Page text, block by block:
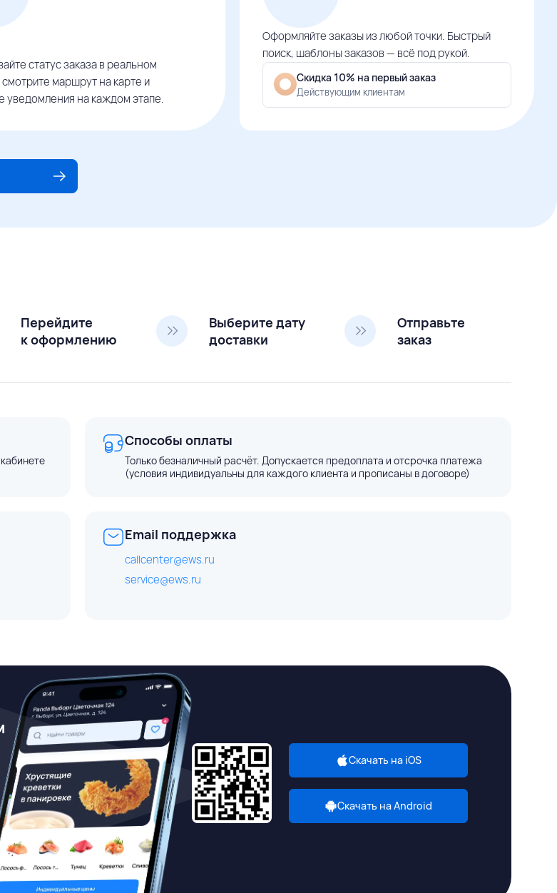
статус заказа в реальном
маршрут на карте и
уведомления на каждом этапе.
Оформляйте заказы из любой точки. Быстрый
поиск, шаблоны заказов — всё под рукой.
Скидка 10% на первый заказ
Действующим клиентам
Перейдите
к оформлению
Выберите дату
доставки
Отправьте
заказ
Способы оплаты
Только безналичный расчёт. Допускается предоплата и отсрочка платежа
(условия индивидуальны для каждого клиента и прописаны в договоре)
Email поддержка
callcenter@ews.ru
service@ews.ru
Скачать на iOS
Скачать на Android